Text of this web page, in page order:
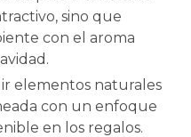
sino que
con el aroma
elementos naturales
con un enfoque
en los regalos.